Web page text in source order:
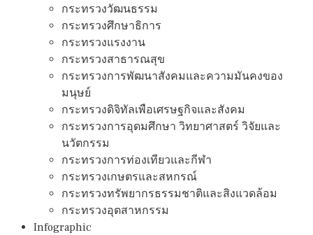
กระทรวงวัฒนธรรม
กระทรวงศึกษาธิการ
กระทรวงแรงงาน
กระทรวงสาธารณสุข
กระทรวงการพัฒนาสังคมและความมันคงของ
มนุษย์
กระทรวงดิจิทัลเพือเศรษฐกิจและสังคม
กระทรวงการอุดมศึกษา วิทยาศาสตร์ วิจัยและ
นวัตกรรม
กระทรวงการท่องเทียวและกีฬา
กระทรวงเกษตรและสหกรณ์
กระทรวงทรัพยากรธรรมชาติและสิงแวดล้อม
กระทรวงอุตสาหกรรม
Infographic